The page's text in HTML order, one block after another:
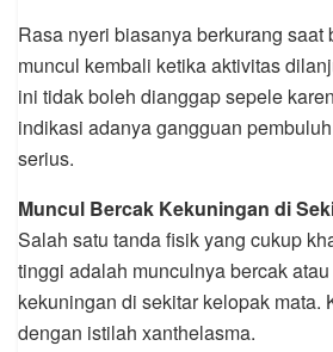
Rasa nyeri biasanya berkurang saat
muncul kembali ketika aktivitas
ini tidak boleh dianggap sepele
indikasi adanya gangguan
serius.
Muncul Bercak Kekuningan di
Salah satu tanda fisik yang cukup
tinggi adalah munculnya bercak
kekuningan di sekitar kelopak mata.
dengan istilah xanthelasma.